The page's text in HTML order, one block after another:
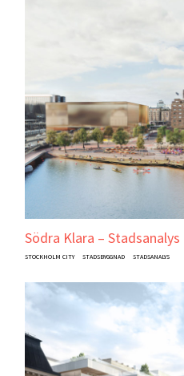
Södra Klara – Stadsanalys
STOCKHOLM CITY STADSBYGGNAD STADSANALYS